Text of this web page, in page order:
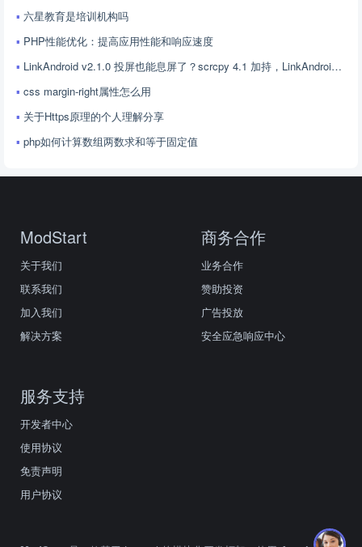
六星教育是培训机构吗
PHP性能优化：提高应用性能和响应速度
LinkAndroid v2.1.0 投屏也能息屏了？scrcpy 4.1 加持，LinkAndroid 让屏幕控制更随心
css margin-right属性怎么用
关于Https原理的个人理解分享
php如何计算数组两数求和等于固定值
ModStart
关于我们
联系我们
加入我们
解决方案
商务合作
业务合作
赞助投资
广告投放
安全应急响应中心
服务支持
开发者中心
使用协议
免责声明
用户协议